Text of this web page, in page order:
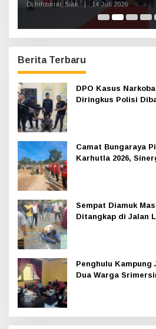
Kesultanan
Di Infotorial, Siak 12 Juli 2026
Berita Terbaru
DPO Kasus
Diringkus Polisi
Camat Bungaraya
Karhutla 2026,
Sempat Diamuk
Ditangkap di Jalan
Penghulu
Dua Warga